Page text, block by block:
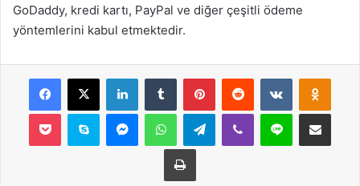
GoDaddy, kredi kartı, PayPal ve diğer çeşitli ödeme
yöntemlerini kabul etmektedir.
Facebook
X LinkedInTumblr PinterestReddit VKontakte
Pocket Skype MessengerWhatsAppTelegramViber Line E-Posta ile
Yazdır